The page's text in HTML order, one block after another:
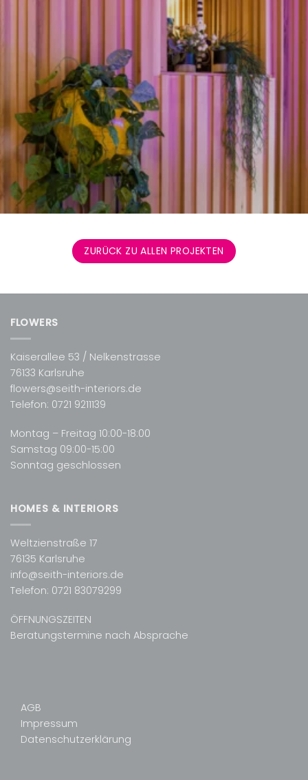
ZURÜCK ZU ALLEN PROJEKTEN
FLOWERS
Kaiserallee 53 / Nelkenstrasse
76133 Karlsruhe
flowers@seith-interiors.de
Telefon: 0721 9211139
Montag – Freitag 10:00-18:00
Samstag 09:00-15:00
Sonntag geschlossen
HOMES & INTERIORS
Weltzienstraße 17
76135 Karlsruhe
info@seith-interiors.de
Telefon: 0721 83079299
ÖFFNUNGSZEITEN
Beratungstermine nach Absprache
AGB
Impressum
Datenschutzerklärung